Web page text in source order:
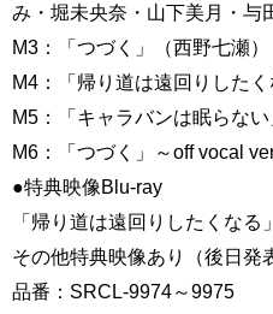
み・堀未央奈・山下美月・与
M3：「つづく」（西野七瀬）
M4：「帰り道は遠回りした
M5：「キャラバンは眠らな
M6：「つづく」～off vocal
●特典映像Blu-ray
「帰り道は遠回りしたくな
その他特典映像あり（後日発
品番：SRCL-9974～9975